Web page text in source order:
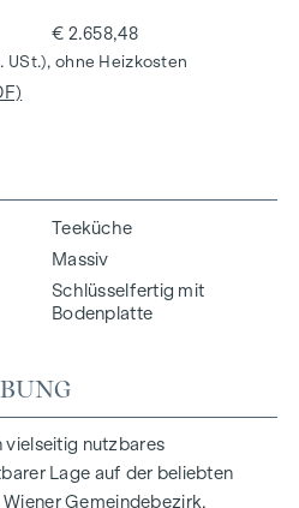
€ 2.658,48
ohne Heizkosten
Teeküche
Massiv
Schlüsselfertig mit
Bodenplatte
vielseitig nutzbares
Lage auf der beliebten
Gemeindebezirk.